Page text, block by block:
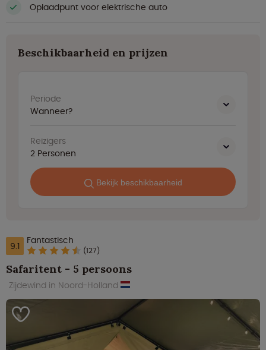
Oplaadpunt voor elektrische auto
Beschikbaarheid en prijzen
Periode
Wanneer?
Reizigers
2 Personen
Bekijk beschikbaarheid
9.1 Fantastisch
(127)
Safaritent - 5 persoons
Zijdewind in Noord-Holland